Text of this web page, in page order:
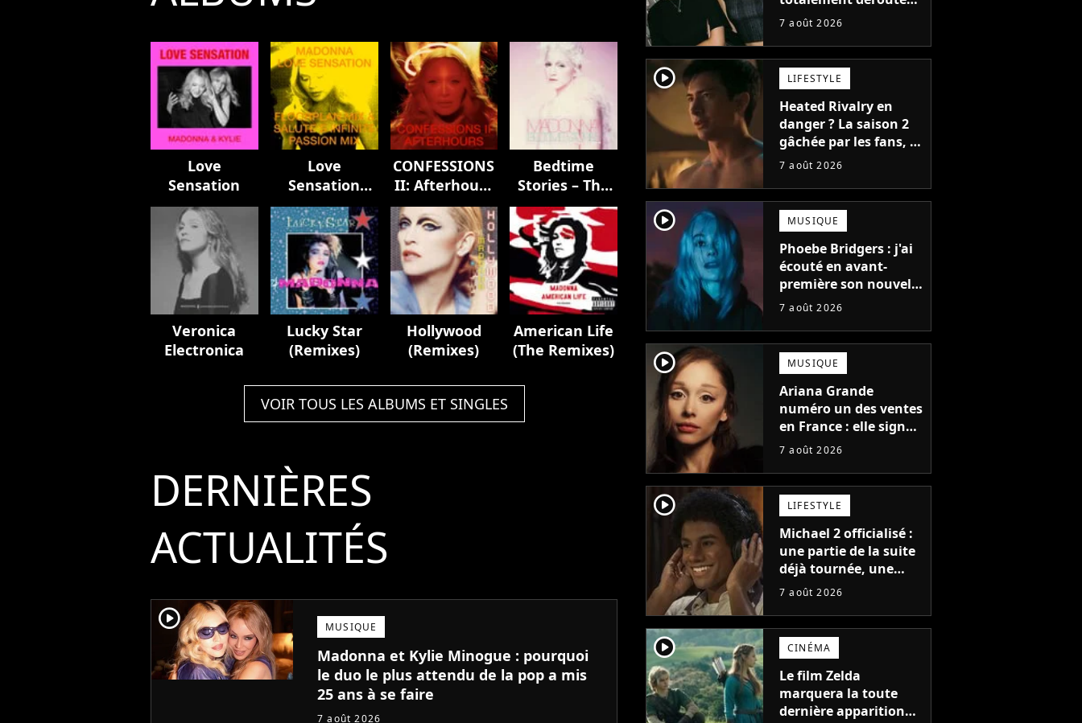
Love
Sensation
Love
Sensation
Remixes
CONFESSIONS
II: Afterhours
Edition
Bedtime
Stories – The
Untold
Chapter
Veronica
Electronica
Lucky Star
(Remixes)
Hollywood
(Remixes)
American Life
(The Remixes)
VOIR TOUS LES ALBUMS ET SINGLES
DERNIÈRES
ACTUALITÉS
player2 MUSIQUE
Madonna et Kylie Minogue : pourquoi
le duo le plus attendu de la pop a mis
25 ans à se faire
7 août 2026
le public, et c'est une
7 août 2026
player2 LIFESTYLE
Heated Rivalry en
danger ? La saison 2
gâchée par les fans, le
créateur pousse un
7 août 2026
player2 MUSIQUE
Phoebe Bridgers : j'ai
écouté en avant-
première son nouvel
album, c'est le bijou
7 août 2026
player2 MUSIQUE
Ariana Grande
numéro un des ventes
en France : elle signe
le meilleur démarrage
son album Petal
7 août 2026
player2 LIFESTYLE
Michael 2 officialisé :
une partie de la suite
déjà tournée, une
sortie possible en
7 août 2026
player2 CINÉMA
Le film Zelda
marquera la toute
dernière apparition